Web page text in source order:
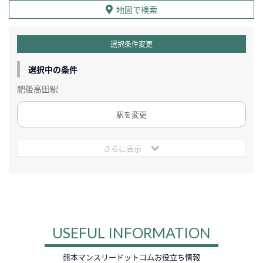
地図で検索
選択条件変更
選択中の条件
肥後高田駅
駅を変更
さらに表示
USEFUL INFORMATION
熊本マンスリードットコムお役立ち情報